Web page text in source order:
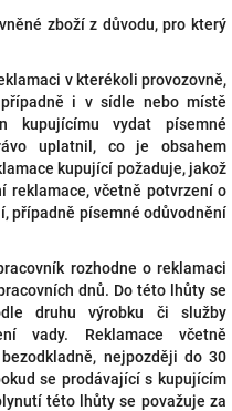
zboží z důvodu, pro který
v kterékoli provozovně,
i v sídle nebo místě
kupujícímu vydat písemné
uplatnil, co je obsahem
kupující požaduje, jakož
reklamace, včetně potvrzení o
případně písemné odůvodnění
rozhodne o reklamaci
dnů. Do této lhůty se
druhu výrobku či služby
vady. Reklamace včetně
nejpozději do 30
se prodávající s kupujícím
této lhůty se považuje za